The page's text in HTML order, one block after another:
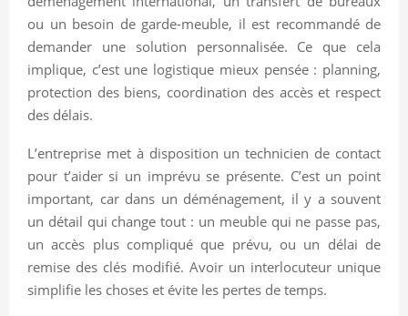
ou un besoin de garde-meuble, il est recommandé de
demander une solution personnalisée. Ce que cela
implique, c’est une logistique mieux pensée : planning,
protection des biens, coordination des accès et respect
des délais.
L’entreprise met à disposition un technicien de contact
pour t’aider si un imprévu se présente. C’est un point
important, car dans un déménagement, il y a souvent
un détail qui change tout : un meuble qui ne passe pas,
un accès plus compliqué que prévu, ou un délai de
remise des clés modifié. Avoir un interlocuteur unique
simplifie les choses et évite les pertes de temps.